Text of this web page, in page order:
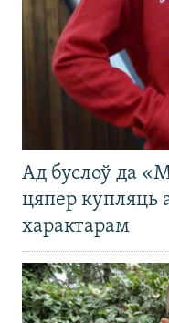
Ад буслоў да
цяпер купляць
характарам